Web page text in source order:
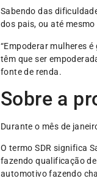
Sabendo das
dos pais, ou até
“Empoderar mulheres
têm que ser
fonte de renda.
Sobre a
Durante o mês de
O termo SDR significa
fazendo qualificação
automotivo fazendo